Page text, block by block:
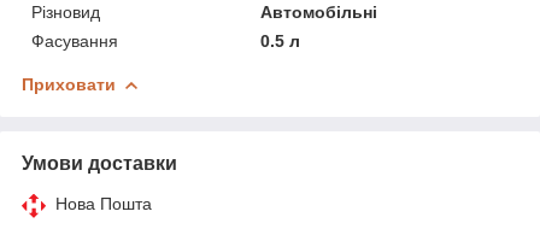
Різновид
Автомобільні
Фасування
0.5 л
Приховати
Умови доставки
Нова Пошта